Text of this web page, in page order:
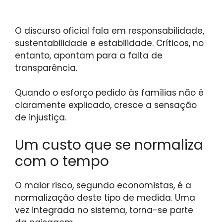
O discurso oficial fala em responsabilidade,
sustentabilidade e estabilidade. Críticos, no
entanto, apontam para a falta de
transparência.
Quando o esforço pedido às famílias não é
claramente explicado, cresce a sensação
de injustiça.
Um custo que se normaliza
com o tempo
O maior risco, segundo economistas, é a
normalização deste tipo de medida. Uma
vez integrada no sistema, torna-se parte